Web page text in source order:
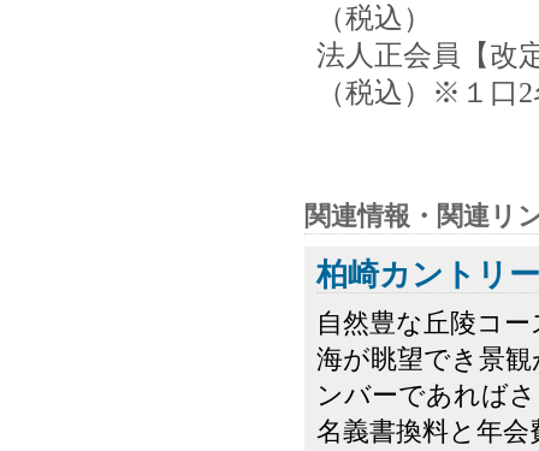
（税込）
法人正会員【改
（税込）※１口
関連情報・関連リ
柏崎カントリ
自然豊な丘陵コ
海が眺望でき景
ンバーであれば
名義書換料と年